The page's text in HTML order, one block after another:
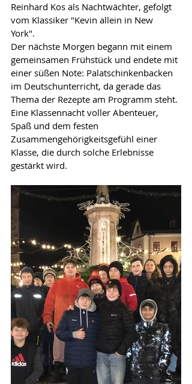
Reinhard Kos als Nachtwächter, gefolgt
vom Klassiker "Kevin allein in New
York".
Der nächste Morgen begann mit einem
gemeinsamen Frühstück und endete mit
einer süßen Note: Palatschinkenbacken
im Deutschunterricht, da gerade das
Thema der Rezepte am Programm steht.
Eine Klassennacht voller Abenteuer,
Spaß und dem festen
Zusammengehörigkeitsgefühl einer
Klasse, die durch solche Erlebnisse
gestärkt wird.